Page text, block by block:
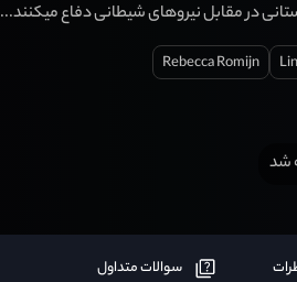
در مقابل نیروهای شیطانی دفاع میکنند...
Rebecca Romijn
سوالات متداول